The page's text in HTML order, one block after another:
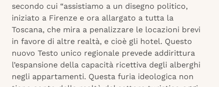
secondo cui “assistiamo a un disegno politico,
iniziato a Firenze e ora allargato a tutta la
Toscana, che mira a penalizzare le locazioni brevi
in favore di altre realtà, e cioè gli hotel. Questo
nuovo Testo unico regionale prevede addirittura
l’espansione della capacità ricettiva degli alberghi
negli appartamenti. Questa furia ideologica non